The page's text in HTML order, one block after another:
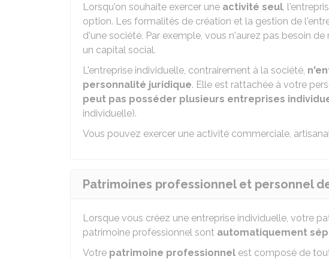
Lorsqu'on souhaite exercer une activité seul,
option. Les formalités de création et la gestion de
d'une société. Par exemple, vous n'aurez pas besoin
un capital social.
L'entreprise individuelle, contrairement à la société,
personnalité juridique. Elle est rattachée à votre
peut pas posséder plusieurs entreprises
individuelle).
Vous pouvez exercer une activité commerciale,
Patrimoines professionnel et personnel
Lorsque vous créez une entreprise individuelle, votre
patrimoine professionnel sont automatiquement
Votre patrimoine professionnel est composé de